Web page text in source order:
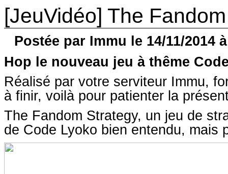
[JeuVidéo] The
Postée par Immu le 14/11/2014
Hop le nouveau jeu à thême
Réalisé par votre serviteur Immu,
à finir, voilà pour patienter la
The Fandom Strategy, un jeu de
de Code Lyoko bien entendu, mais